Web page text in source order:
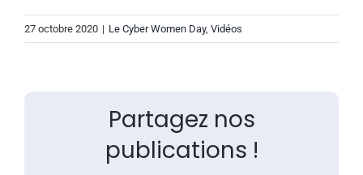
27 octobre 2020 | Le Cyber Women Day, Vidéos
Partagez nos
publications !